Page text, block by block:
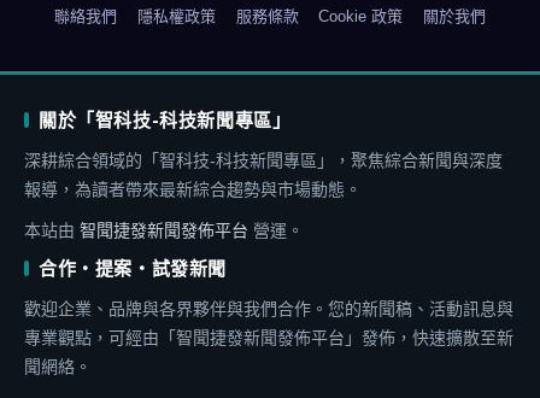
聯絡我們 隱私權政策 服務條款 Cookie 政策 關於我們
關於「智科技-科技新聞專區」
深耕綜合領域的「智科技-科技新聞專區」，聚焦綜合新聞與深度
報導，為讀者帶來最新綜合趨勢與市場動態。
本站由 智聞捷發新聞發佈平台 營運。
合作・提案・試發新聞
歡迎企業、品牌與各界夥伴與我們合作。您的新聞稿、活動訊息與
專業觀點，可經由「智聞捷發新聞發佈平台」發佈，快速擴散至新
聞網絡。